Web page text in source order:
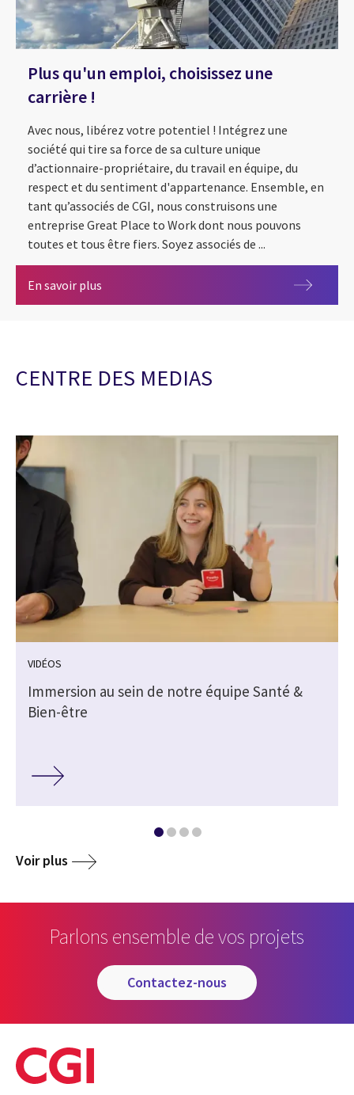
Plus qu'un emploi, choisissez une
carrière !
Avec nous, libérez votre potentiel ! Intégrez une
société qui tire sa force de sa culture unique
d’actionnaire-propriétaire, du travail en équipe, du
respect et du sentiment d'appartenance. Ensemble, en
tant qu’associés de CGI, nous construisons une
entreprise Great Place to Work dont nous pouvons
toutes et tous être fiers. Soyez associés de ...
En savoir plus Plus qu'un emploi, choisissez une carrière !
CENTRE DES MEDIAS
VIDÉOS
Immersion au sein de notre équipe Santé &
Bien-être
Voir plus
Parlons ensemble de vos projets
contactez-nous